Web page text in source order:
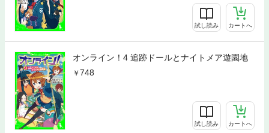
試し読み カートへ
オンライン！4 追跡ドールとナイトメア遊園地
748
試し読み カートへ